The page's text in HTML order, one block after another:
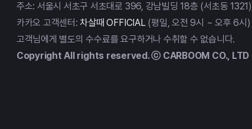
주소: 서울시 서초구 서초대로 396, 강남빌딩 18층 (서초동 1321)
카카오 고객센터: 차살때 OFFICIAL (평일, 오전 9시 ~ 오후 6시)
고객님에게 별도의 수수료를 요구하거나 수취할 수 없습니다.
Copyright All rights reserved. ⓒ CARBOOM CO., LTD